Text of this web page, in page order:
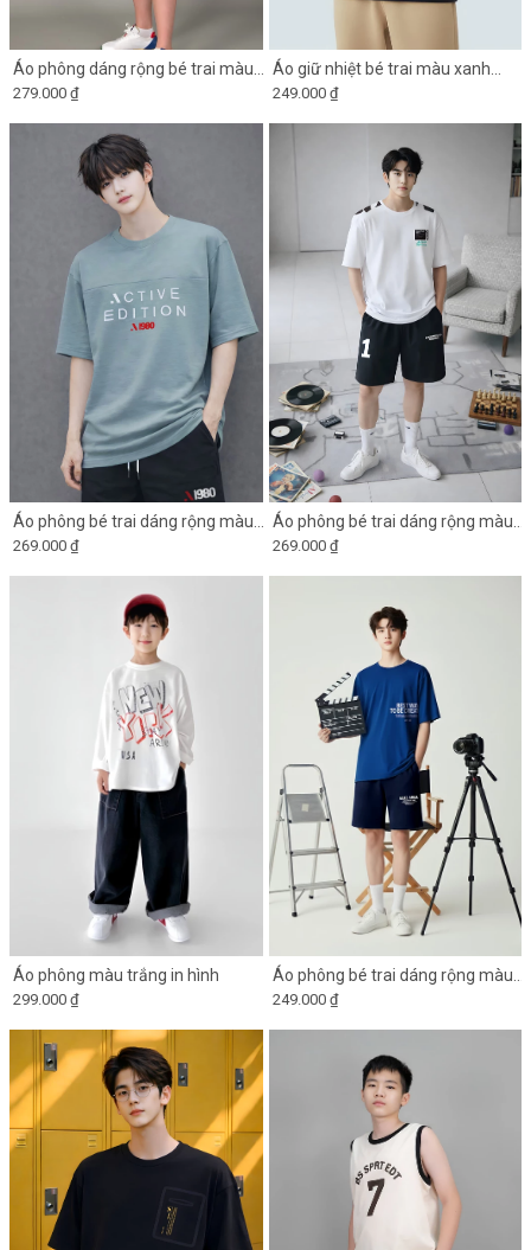
Áo phông dáng rộng bé trai màu
be chia đôi thân trước
279.000 ₫
Áo giữ nhiệt bé trai màu xanh
navy có lớp lót lông mỏng
249.000 ₫
Áo phông bé trai dáng rộng màu
xanh xám phối ngực in chữ
269.000 ₫
Áo phông bé trai dáng rộng màu
trắng phối in vai
269.000 ₫
Áo phông màu trắng in hình
299.000 ₫
Áo phông bé trai dáng rộng màu
xanh coban in hình
249.000 ₫